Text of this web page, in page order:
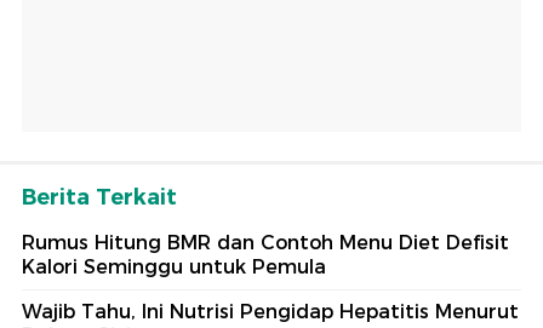
Berita Terkait
Rumus Hitung BMR dan Contoh Menu Diet Defisit
Kalori Seminggu untuk Pemula
Wajib Tahu, Ini Nutrisi Pengidap Hepatitis Menurut